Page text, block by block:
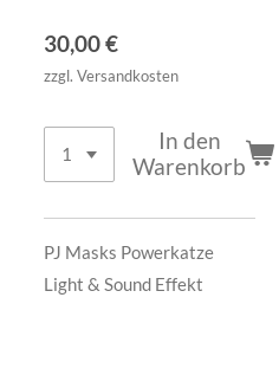
30,00 €
zzgl. Versandkosten
In den
Warenkorb
PJ Masks Powerkatze
Light & Sound Effekt